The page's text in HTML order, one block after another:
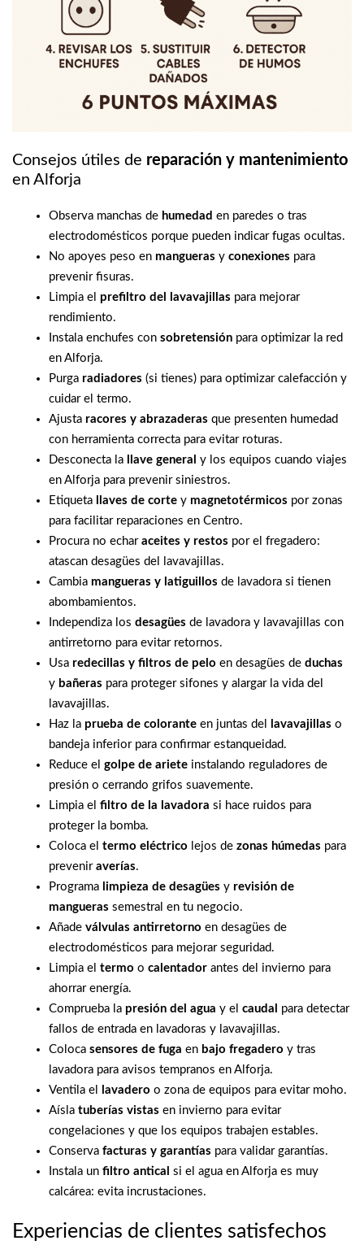
Consejos útiles de reparación y mantenimiento
en Alforja
Observa manchas de humedad en paredes o tras
electrodomésticos porque pueden indicar fugas ocultas.
No apoyes peso en mangueras y conexiones para
prevenir fisuras.
Limpia el prefiltro del lavavajillas para mejorar
rendimiento.
Instala enchufes con sobretensión para optimizar la red
en Alforja.
Purga radiadores (si tienes) para optimizar calefacción y
cuidar el termo.
Ajusta racores y abrazaderas que presenten humedad
con herramienta correcta para evitar roturas.
Desconecta la
llave general y los equipos cuando viajes
en Alforja para prevenir siniestros.
Etiqueta
llaves de corte y magnetotérmicos por zonas
para facilitar reparaciones en Centro.
Procura no echar aceites y restos por el fregadero:
atascan desagües del lavavajillas.
Cambia mangueras y latiguillos de lavadora si tienen
abombamientos.
Independiza los desagües de lavadora y lavavajillas con
antirretorno para evitar retornos.
Usa redecillas y filtros de pelo en desagües de duchas
y bañeras para proteger sifones y alargar la vida del
lavavajillas.
Haz la prueba de colorante en juntas del lavavajillas o
bandeja inferior para confirmar estanqueidad.
Reduce el golpe de ariete instalando reguladores de
presión o cerrando grifos suavemente.
Limpia el filtro de la lavadora si hace ruidos para
proteger la bomba.
Coloca el termo eléctrico lejos de zonas húmedas para
prevenir averías.
Programa limpieza de desagües y revisión de
mangueras semestral en tu negocio.
Añade válvulas antirretorno en desagües de
electrodomésticos para mejorar seguridad.
Limpia el termo o calentador antes del invierno para
ahorrar energía.
Comprueba la presión del agua y el caudal
para detectar
fallos de entrada en lavadoras y lavavajillas.
Coloca sensores de fuga en bajo fregadero y tras
lavadora para avisos tempranos en Alforja.
Ventila el
lavadero o zona de equipos para evitar moho.
Aísla tuberías vistas en invierno para evitar
congelaciones y que los equipos trabajen estables.
Conserva facturas y garantías para validar garantías.
Instala un filtro antical si el agua en Alforja es muy
calcárea: evita incrustaciones.
Experiencias de clientes satisfechos